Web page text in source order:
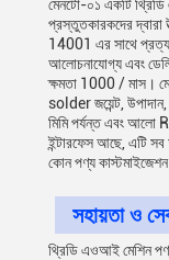
মেনটো-০১ একটি
প্রস্তুতকারকদের
14001 এর সাথে
আলোচনাযোগ্য এবং
ক্ষমতা 1000 / মাস।
solder জয়েন্ট,
মিমি পর্যন্ত এবং আলো
ইন্টারফেস আছে, এটি
কোন পণ্য
সহায়তা ও
থ্রিডি এওআই মেশিন